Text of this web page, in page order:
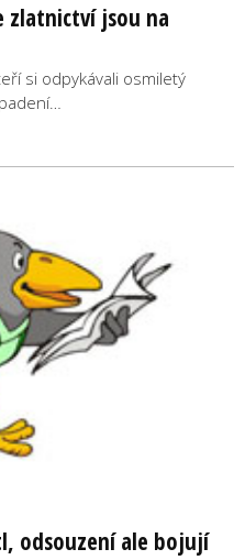
zlatnictví jsou na
si odpykávali osmiletý
odsouzení ale bojují